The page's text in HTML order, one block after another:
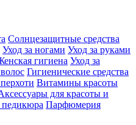
Солнцезащитные средства
Уход за ногами Уход за руками
гигиена Уход за
Гигиенические средства
Витамины красоты
для красоты и
Парфюмерия